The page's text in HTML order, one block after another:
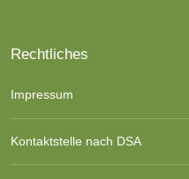
Rechtliches
Impressum
Kontaktstelle nach DSA